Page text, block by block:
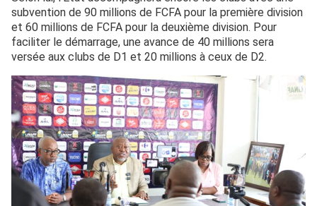
subvention de 90 millions de FCFA pour la première division
et 60 millions de FCFA pour la deuxième division. Pour
faciliter le démarrage, une avance de 40 millions sera
versée aux clubs de D1 et 20 millions à ceux de D2.